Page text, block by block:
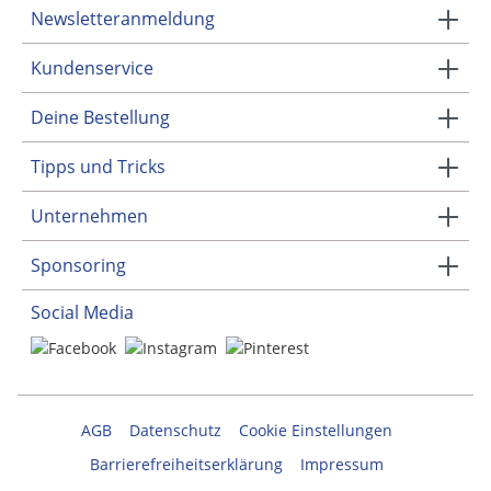
Newsletteranmeldung
Kundenservice
Deine Bestellung
Tipps und Tricks
Unternehmen
Sponsoring
Social Media
AGB Datenschutz
Cookie Einstellungen
Barrierefreiheitserklärung
Impressum